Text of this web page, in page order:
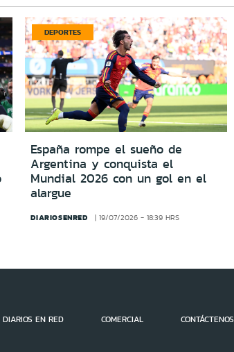
DEPORTES
España rompe el sueño de
Argentina y conquista el
Mundial 2026 con un gol en el
alargue
DIARIOSENRED 19/07/2026 - 18:39 HRS
EN RED COMERCIAL CONTÁCTENOS